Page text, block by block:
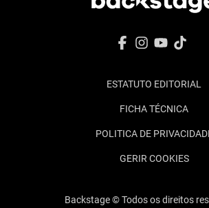
ESTATUTO EDITORIAL
FICHA TÉCNICA
POLITICA DE
GERIR COOKIES
Backstage © Todos os direitos